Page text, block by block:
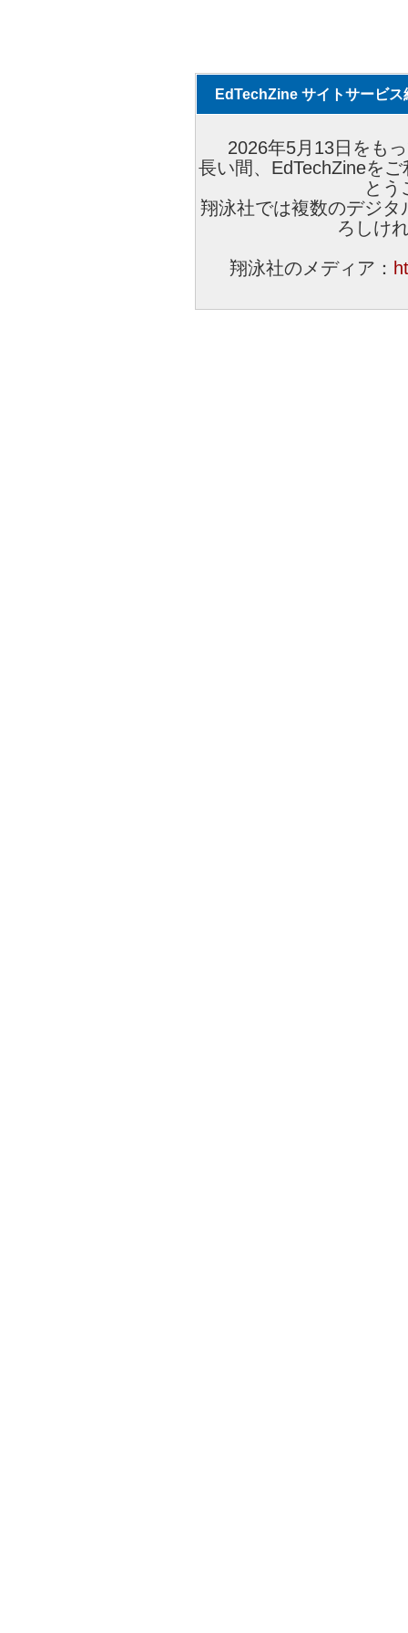
EdTechZine サイトサービス
2026年5月13日をも
長い間、EdTechZineを
とう
翔泳社では複数のデジ
ろしけ
翔泳社のメディア：